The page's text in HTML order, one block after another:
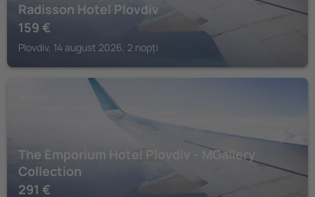
Radisson Hotel Plovdiv
159 €
Plovdiv, 14 august 2026, 2 nopți
The Emporium Hotel Plovdiv - MGallery
Collection
291 €